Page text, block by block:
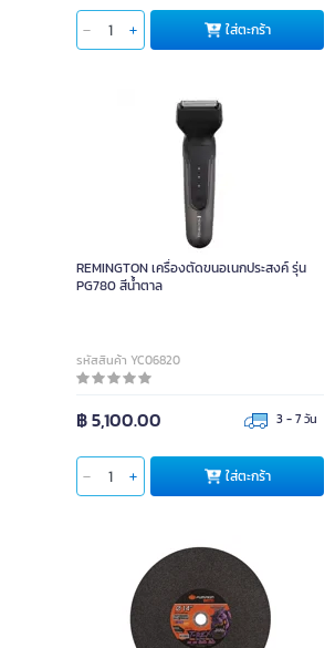
ใส่ตะกร้า
REMINGTON เครื่องตัดขนอเนกประสงค์ รุ่น
PG780 สีน้ำตาล
รหัสสินค้า YC06820
฿ 5,100.00 3 - 7 วัน
ใส่ตะกร้า